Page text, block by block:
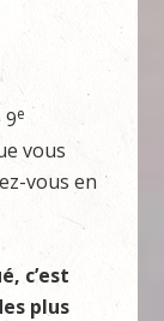
9e
vous
vous en
c’est
plus